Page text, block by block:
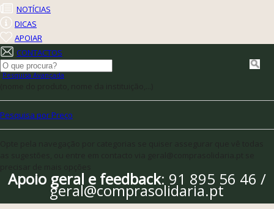
NOTÍCIAS
DICAS
APOIAR
CONTACTOS
Pesquisa Avançada
Pesquisa por Preço
Apoio geral e feedback: 91 895 56 46 /
geral@comprasolidaria.pt